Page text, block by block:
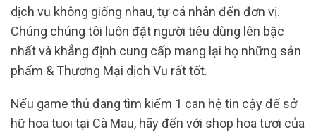
dịch vụ không giống nhau, tự cá nhân đến đơn vị.
Chúng chúng tôi luôn đặt người tiêu dùng lên bậc
nhất và khẳng định cung cấp mang lại họ những sản
phẩm & Thương Mại dịch Vụ rất tốt.
Nếu game thủ đang tìm kiếm 1 can hệ tin cậy để sở
hữ hoa tuoi tại Cà Mau, hãy đến với shop hoa tươi của